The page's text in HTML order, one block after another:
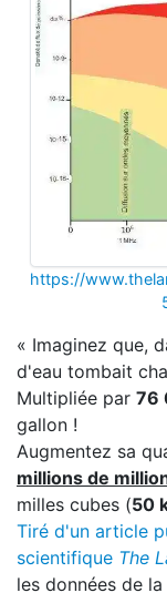
https://
« Imaginez que,
d'eau tombait
Multipliée par 76
gallon !
Augmentez sa
millions de
milles cubes (50
Tiré d'un article
scientifique The
les données de